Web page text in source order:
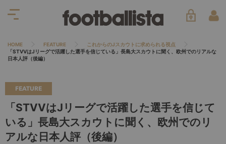
HOME FEATURE
これからのJスカウトに求められる視点
「STVVはJリーグで活躍した選手を信じている」長島大スカウトに聞く、欧州でのリアルな
日本人評（後編）
FEATURE
「STVVはJリーグで活躍した選手を信じて
いる」長島大スカウトに聞く、欧州でのリ
アルな日本人評（後編）